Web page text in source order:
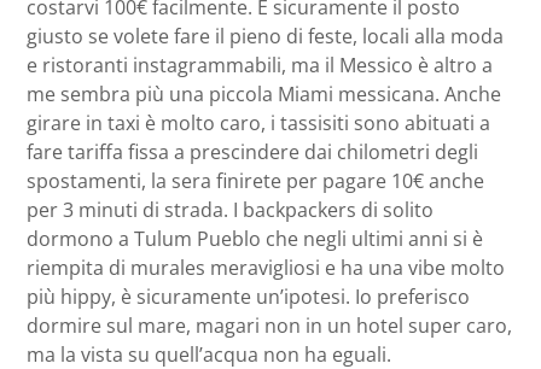
costarvi 100€ facilmente. È sicuramente il posto
giusto se volete fare il pieno di feste, locali alla moda
e ristoranti instagrammabili, ma il Messico è altro a
me sembra più una piccola Miami messicana. Anche
girare in taxi è molto caro, i tassisiti sono abituati a
fare tariffa fissa a prescindere dai chilometri degli
spostamenti, la sera finirete per pagare 10€ anche
per 3 minuti di strada. I backpackers di solito
dormono a Tulum Pueblo che negli ultimi anni si è
riempita di murales meravigliosi e ha una vibe molto
più hippy, è sicuramente un’ipotesi. Io preferisco
dormire sul mare, magari non in un hotel super caro,
ma la vista su quell’acqua non ha eguali.